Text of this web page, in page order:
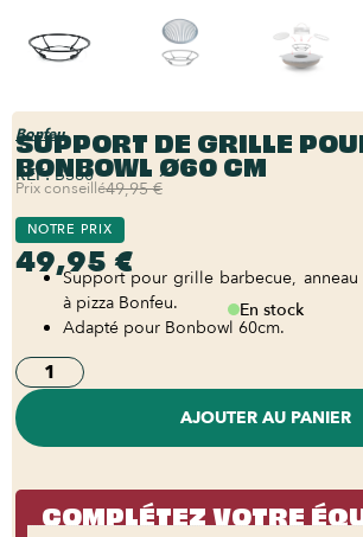
Bonfeu
SUPPORT DE GRILLE
BONBOWL Ø60 CM
REF:BS60
Prix conseillé49,95 €
NOTRE PRIX
49,95 €
Support pour grille barbecue,
à pizza Bonfeu.
Adapté pour Bonbowl 60cm.
En stock
AJOUTER AU PANIER
COMPLÉTEZ VOTRE